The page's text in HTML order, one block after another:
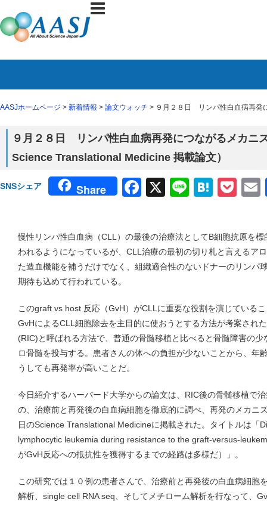
AASJホームページ > 新着情報 > 論文ウォッチ > ９月２８日 リンパ性白血病再発
９月２８日 リンパ性白血病再発につながるメカニ
Science Translational Medicine 掲載論文）
SNSシェア Share Facebook
X Line
慢性リンパ性白血病（CLL）の最後の治療法としてB細胞抗原を
われるようになっているが、CLL治療の最初の切り札と言えるア
た造血機能を補うだけでなく、組織適合性のないドナーのリンパ
期待も込めて行われている。
このgraft vs host 反応（GvH）がCLLに重要な役割を演じている
GvHによるCLL細胞除去を主目的に使おうとする方法が考案され
(RIC)と呼ばれる方法で、普通の骨髄移植と比べると骨髄障害の
ロ骨髄を投与する。患者さんの体への負担が少ないことから、年
うしても再発率が高いことだ。
今日紹介するハーバード大学からの論文は、RIC後の骨髄移植で
の、治療前と再発後の白血病細胞を徹底的に調べ、再発のメカニ
日のScience Translational Medicineに掲載された。タイトルは「
lymphocytic leukemia during resistance to the graft-versus-
がGvH反応への抵抗性を獲得するまでの経路は多様だ）」。
この研究では１０例の患者さんで、治療前と再発後の白血病細胞
解析、single cell RNA seq、そしてメチローム解析を行なって、